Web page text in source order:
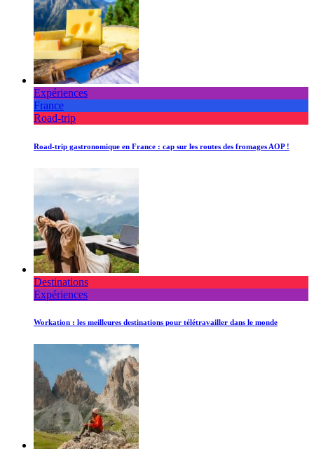
Expériences
France
Road-trip
Road-trip gastronomique en France : cap sur les routes des fromages AOP !
Destinations
Expériences
Workation : les meilleures destinations pour télétravailler dans le monde